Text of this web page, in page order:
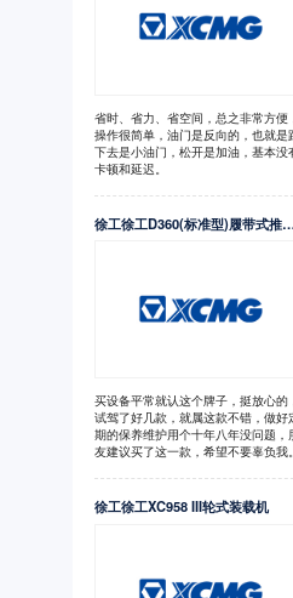
省时、省力、省空间，总之非常方便，
操作很简单，油门是反向的，也就是
下去是小油门，松开是加油，基本没
卡顿和延迟。
徐工徐工D360(标准型)履带式推土机
买设备平常就认这个牌子，挺放心的
试驾了好几款，就属这款不错，做好
期的保养维护用个十年八年没问题，
友建议买了这一款，希望不要辜负我。
徐工徐工XC958 III轮式装载机